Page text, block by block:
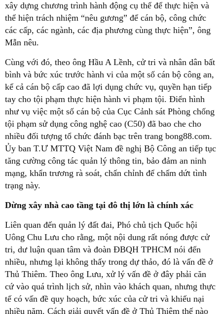
xây dựng chương trình hành động cụ thể để thực hiện và
thể hiện trách nhiệm “nêu gương” để cán bộ, công chức
các cấp, các ngành, các địa phương cùng thực hiện”, ông
Mẫn nêu.
Cùng với đó, theo ông Hầu A Lềnh, cử tri và nhân dân bất
bình và bức xúc trước hành vi của một số cán bộ công an,
kể cả cán bộ cấp cao đã lợi dụng chức vụ, quyền hạn tiếp
tay cho tội phạm thực hiện hành vi phạm tội. Điển hình
như vụ việc một số cán bộ của Cục Cảnh sát Phòng chống
tội phạm sử dụng công nghệ cao (C50) đã bao che cho
nhiều đối tượng tổ chức đánh bạc trên trang bong88.com.
Ủy ban T.Ư MTTQ Việt Nam đề nghị Bộ Công an tiếp tục
tăng cường công tác quản lý thông tin, bảo đảm an ninh
mạng, khẩn trương rà soát, chấn chỉnh để chấm dứt tình
trạng này.
Dừng xây nhà cao tầng tại đô thị lớn là chính xác
Liên quan đến quản lý đất đai, Phó chủ tịch Quốc hội
Uông Chu Lưu cho rằng, một nội dung rất nóng được cử
tri, dư luận quan tâm và đoàn ĐBQH TPHCM nói đến
nhiều, nhưng lại không thấy trong dự thảo, đó là vấn đề ở
Thủ Thiêm. Theo ông Lưu, xử lý vấn đề ở đây phải căn
cứ vào quá trình lịch sử, nhìn vào khách quan, nhưng thực
tế có vấn đề quy hoạch, bức xúc của cử tri và khiếu nại
nhiều năm. Cách giải quyết vấn đề ở Thủ Thiêm thế nào